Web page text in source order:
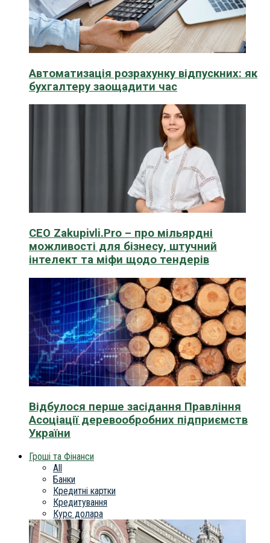
Автоматизація розрахунку відпускних: як
бухгалтеру заощадити час
CEO Zakupivli.Pro – про мільярдні
можливості для бізнесу, штучний
інтелект та міфи щодо тендерів
Відбулося перше засідання Правління
Асоціації деревообробних підприємств
України
Гроші та Фінанси
All
Банки
Кредитні картки
Кредитування
Курс долара